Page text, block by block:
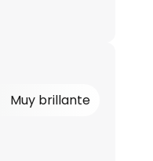
Muy brillante